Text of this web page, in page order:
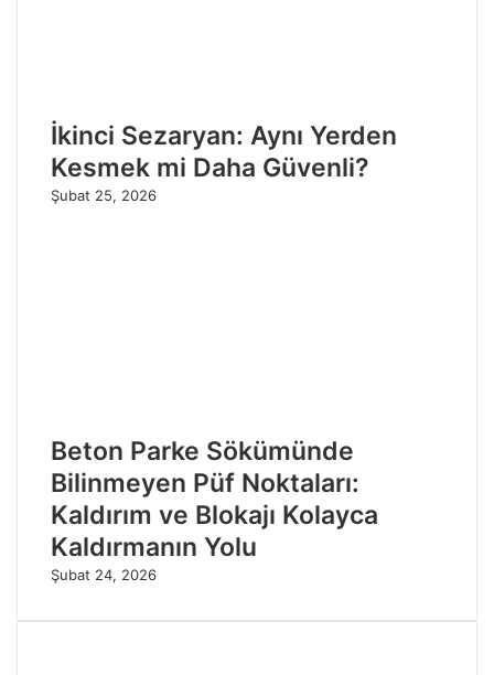
İkinci Sezaryan: Aynı Yerden
Kesmek mi Daha Güvenli?
Şubat 25, 2026
Beton Parke Sökümünde
Bilinmeyen Püf Noktaları:
Kaldırım ve Blokajı Kolayca
Kaldırmanın Yolu
Şubat 24, 2026